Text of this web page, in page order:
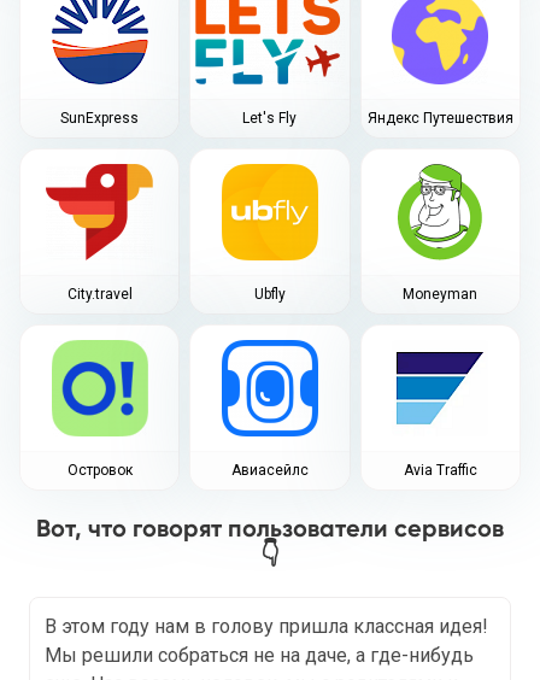
SunExpress Let's Fly Яндекс Путешествия
City.travel Ubfly Moneyman
Островок Авиасейлс Avia Traffic
Вот, что говорят пользователи сервисов
👇
В этом году нам в голову пришла классная идея!
Мы решили собраться не на даче, а где-нибудь